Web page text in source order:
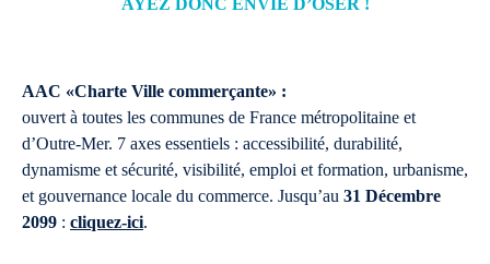
AYEZ DONC ENVIE D’OSER !
AAC «Charte Ville commerçante» :
ouvert à toutes les communes de France métropolitaine et
d’Outre-Mer. 7 axes essentiels : accessibilité, durabilité,
dynamisme et sécurité, visibilité, emploi et formation, urbanisme,
et gouvernance locale du commerce. Jusqu’au 31 Décembre
2099 : cliquez-ici.